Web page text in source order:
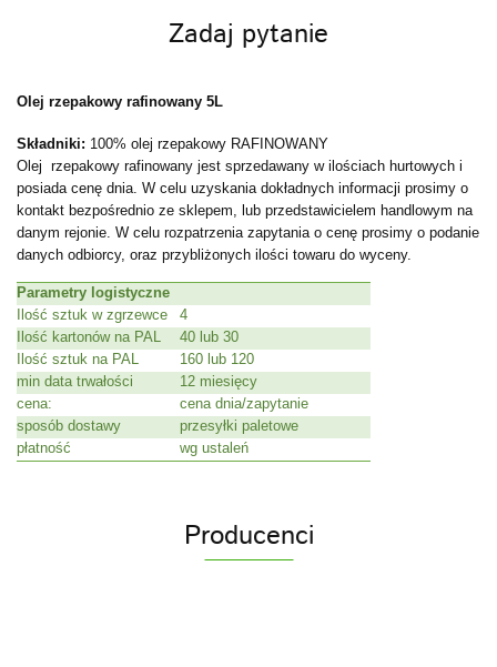
Zadaj pytanie
Olej rzepakowy rafinowany 5L
Składniki: 100% olej rzepakowy RAFINOWANY
Olej rzepakowy rafinowany jest sprzedawany w ilościach hurtowych i
posiada cenę dnia. W celu uzyskania dokładnych informacji prosimy o
kontakt bezpośrednio ze sklepem, lub przedstawicielem handlowym na
danym rejonie. W celu rozpatrzenia zapytania o cenę prosimy o podanie
danych odbiorcy, oraz przybliżonych ilości towaru do wyceny.
Parametry logistyczne
Ilość sztuk w zgrzewce
4
Ilość kartonów na PAL
40 lub 30
Ilość sztuk na PAL
160 lub 120
min data trwałości
12 miesięcy
cena:
cena dnia/zapytanie
sposób dostawy
przesyłki paletowe
płatność
wg ustaleń
Producenci